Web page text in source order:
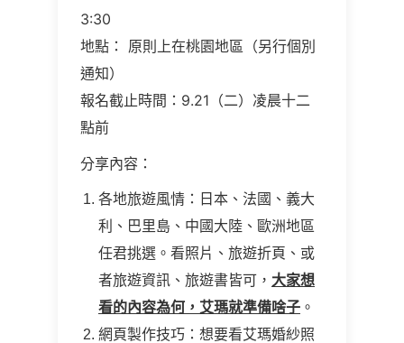
3:30
地點： 原則上在桃園地區（另行個別
通知）
報名截止時間：9.21（二）凌晨十二
點前
分享內容：
各地旅遊風情：日本、法國、義大
利、巴里島、中國大陸、歐洲地區
任君挑選。看照片、旅遊折頁、或
者旅遊資訊、旅遊書皆可， 大家想
看的內容為何，艾瑪就準備啥子 。
網頁製作技巧：想要看艾瑪婚紗照